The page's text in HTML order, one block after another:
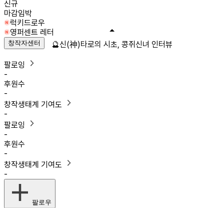
신규
마감임박
럭키드로우
영퍼센트 레터
창작자센터
팔로잉
-
후원수
-
창작생태계 기여도
-
팔로잉
-
후원수
-
창작생태계 기여도
-
팔로우
🔮신(神)타로의 시초, 콩쥐신녀 인터뷰